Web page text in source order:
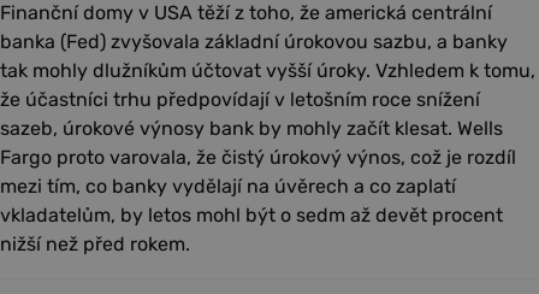
Finanční domy v USA těží z toho, že americká centrální
banka (Fed) zvyšovala základní úrokovou sazbu, a banky
tak mohly dlužníkům účtovat vyšší úroky. Vzhledem k tomu,
že účastníci trhu předpovídají v letošním roce snížení
sazeb, úrokové výnosy bank by mohly začít klesat. Wells
Fargo proto varovala, že čistý úrokový výnos, což je rozdíl
mezi tím, co banky vydělají na úvěrech a co zaplatí
vkladatelům, by letos mohl být o sedm až devět procent
nižší než před rokem.